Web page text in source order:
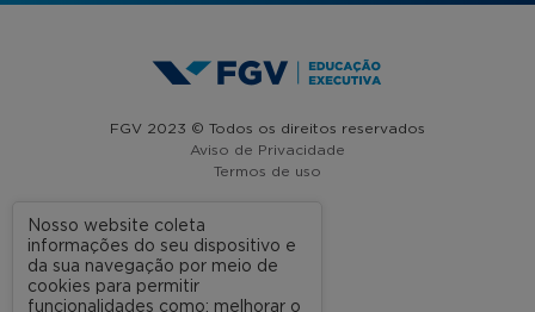
FGV 2023 © Todos os direitos reservados
Aviso de Privacidade
Termos de uso
A FGV
Nosso website coleta
informações do seu dispositivo e
da sua navegação por meio de
cookies para permitir
funcionalidades como: melhorar o